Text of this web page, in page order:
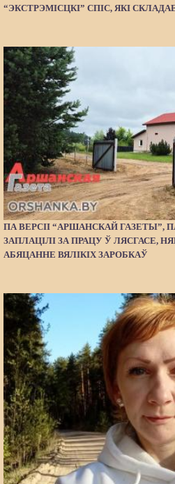
“ЭКСТРЭМІСЦКІ” СПІС, ЯКІ
ПА ВЕРСІІ “АРШАНСКАЙ ГАЗЕТЫ”,
ЗАПЛАЦІЛІ ЗА ПРАЦУ Ў ЛЯСГАСЕ,
АБЯЦАННЕ ВЯЛІКІХ ЗАРОБКАЎ